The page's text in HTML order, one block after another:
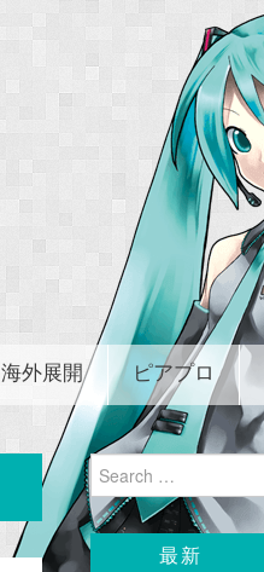
海外展開 ピアプロ
Search
for:
最新